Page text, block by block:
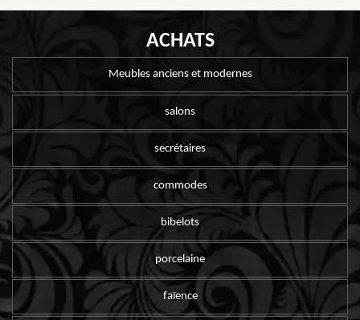
ACHATS
Meubles anciens et modernes
salons
secrétaires
commodes
bibelots
porcelaine
faïence